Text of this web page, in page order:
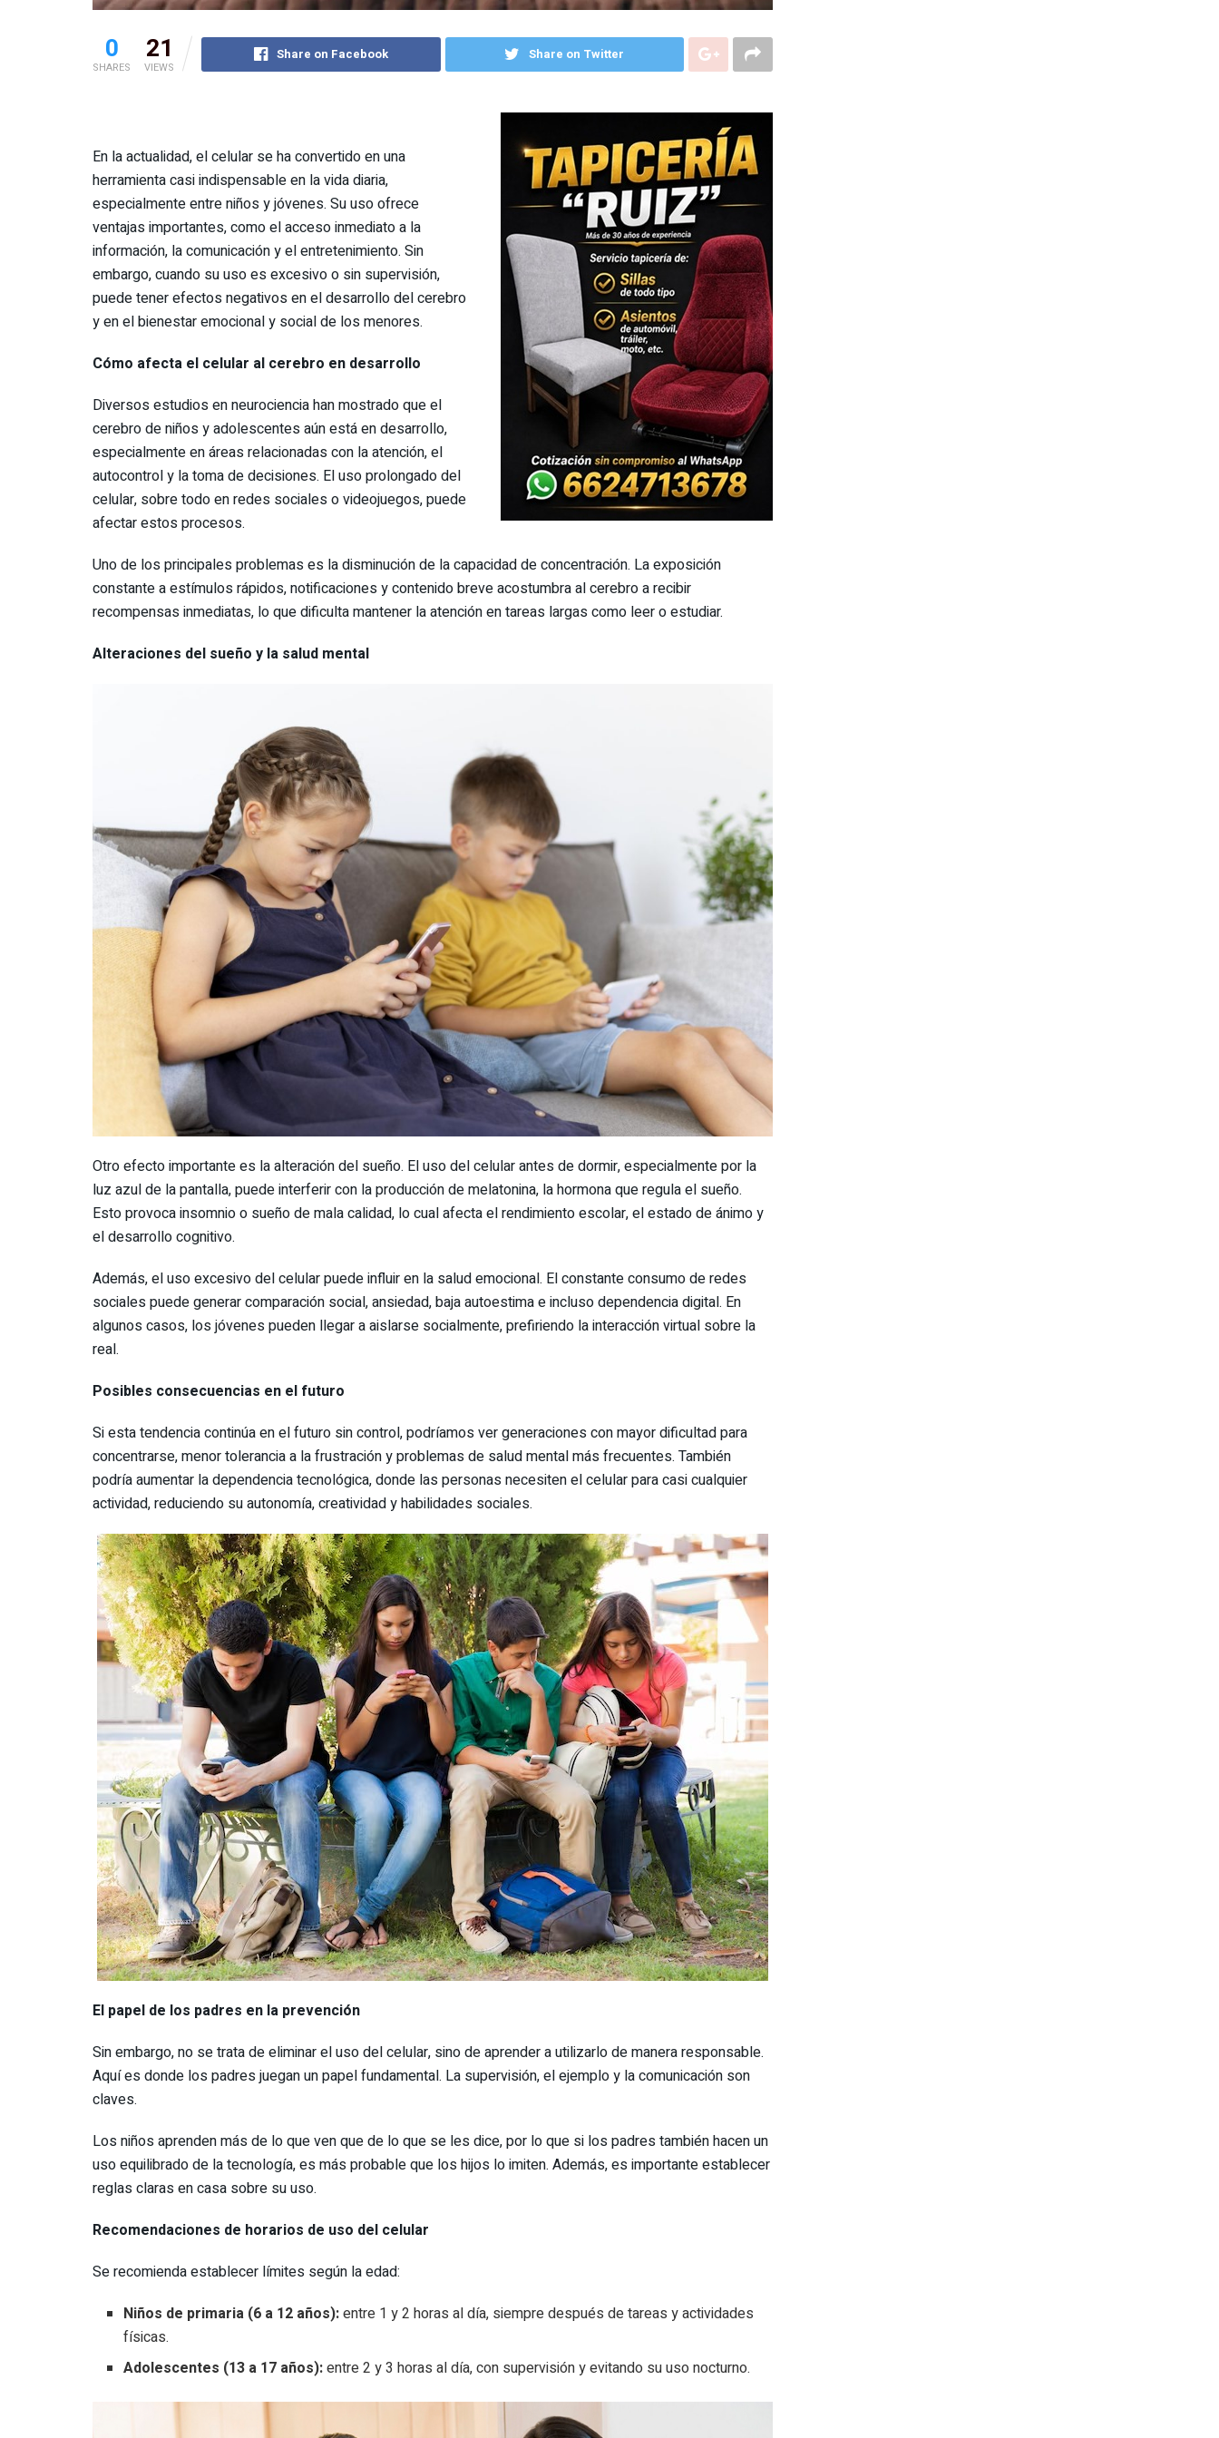
0
SHARES
21
VIEWS
Share on Facebook Share on Twitter
En la actualidad, el celular se ha convertido en una
herramienta casi indispensable en la vida diaria,
especialmente entre niños y jóvenes. Su uso ofrece
ventajas importantes, como el acceso inmediato a la
información, la comunicación y el entretenimiento. Sin
embargo, cuando su uso es excesivo o sin supervisión,
puede tener efectos negativos en el desarrollo del cerebro
y en el bienestar emocional y social de los menores.
Cómo afecta el celular al cerebro en desarrollo
Diversos estudios en neurociencia han mostrado que el
cerebro de niños y adolescentes aún está en desarrollo,
especialmente en áreas relacionadas con la atención, el
autocontrol y la toma de decisiones. El uso prolongado del
celular, sobre todo en redes sociales o videojuegos, puede
afectar estos procesos.
Uno de los principales problemas es la disminución de la capacidad de concentración. La exposición
constante a estímulos rápidos, notificaciones y contenido breve acostumbra al cerebro a recibir
recompensas inmediatas, lo que dificulta mantener la atención en tareas largas como leer o estudiar.
Alteraciones del sueño y la salud mental
Otro efecto importante es la alteración del sueño. El uso del celular antes de dormir, especialmente por la
luz azul de la pantalla, puede interferir con la producción de melatonina, la hormona que regula el sueño.
Esto provoca insomnio o sueño de mala calidad, lo cual afecta el rendimiento escolar, el estado de ánimo y
el desarrollo cognitivo.
Además, el uso excesivo del celular puede influir en la salud emocional. El constante consumo de redes
sociales puede generar comparación social, ansiedad, baja autoestima e incluso dependencia digital. En
algunos casos, los jóvenes pueden llegar a aislarse socialmente, prefiriendo la interacción virtual sobre la
real.
Posibles consecuencias en el futuro
Si esta tendencia continúa en el futuro sin control, podríamos ver generaciones con mayor dificultad para
concentrarse, menor tolerancia a la frustración y problemas de salud mental más frecuentes. También
podría aumentar la dependencia tecnológica, donde las personas necesiten el celular para casi cualquier
actividad, reduciendo su autonomía, creatividad y habilidades sociales.
El papel de los padres en la prevención
Sin embargo, no se trata de eliminar el uso del celular, sino de aprender a utilizarlo de manera responsable.
Aquí es donde los padres juegan un papel fundamental. La supervisión, el ejemplo y la comunicación son
claves.
Los niños aprenden más de lo que ven que de lo que se les dice, por lo que si los padres también hacen un
uso equilibrado de la tecnología, es más probable que los hijos lo imiten. Además, es importante establecer
reglas claras en casa sobre su uso.
Recomendaciones de horarios de uso del celular
Se recomienda establecer límites según la edad:
Niños de primaria (6 a 12 años):entre 1 y 2 horas al día, siempre después de tareas y actividades
físicas.
Adolescentes (13 a 17 años):entre 2 y 3 horas al día, con supervisión y evitando su uso nocturno.